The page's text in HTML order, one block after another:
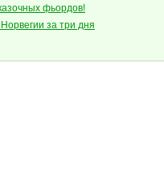
фьордов!
за три дня